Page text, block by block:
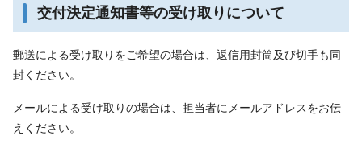
交付決定通知書等の受け取りについて
郵送による受け取りをご希望の場合は、返信用封筒及び切手も同
封ください。
メールによる受け取りの場合は、担当者にメールアドレスをお伝
えください。